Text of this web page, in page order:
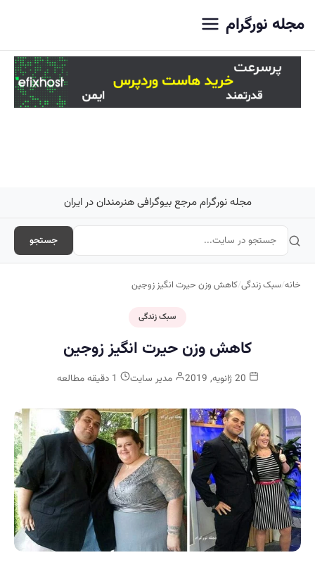
نورگرام
مجله نورگرام مرجع بیوگرافی هنرمندان در ایران
سبک زندگی/کاهش وزن حیرت انگیز زوجین
سبک زندگی
کاهش وزن حیرت انگیز زوجین
مدیر سایت 1 دقیقه مطالعه